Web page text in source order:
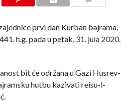
prvi dan Kurban bajrama,
h.g. pada u petak, 31. jula 2020.
bit će održana u Gazi Husrev-
hutbu kazivati reisu-l-